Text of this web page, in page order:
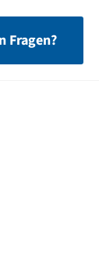
Fragen?